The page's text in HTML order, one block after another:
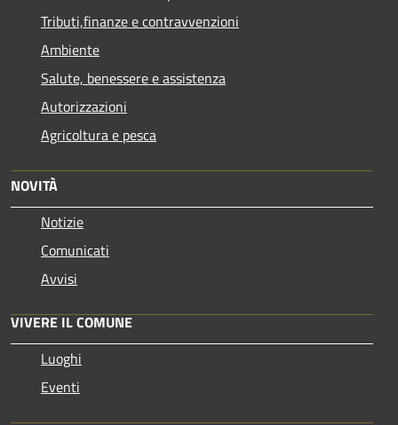
Tributi,finanze e contravvenzioni
Ambiente
Salute, benessere e assistenza
Autorizzazioni
Agricoltura e pesca
NOVITÀ
Notizie
Comunicati
Avvisi
VIVERE IL COMUNE
Luoghi
Eventi